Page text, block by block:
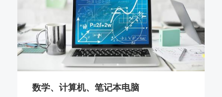
数学、计算机、笔记本电脑